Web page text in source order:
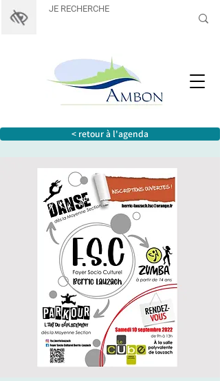
< retour à l'agenda